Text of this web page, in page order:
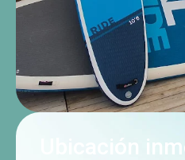
Ubicación